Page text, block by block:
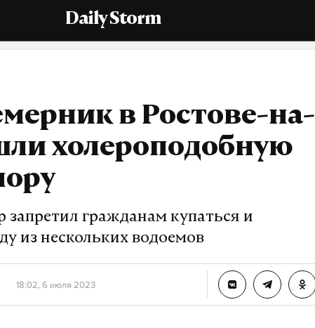
Daily Storm
в Ростове-на-
холероподобную
запретил гражданам купаться и
из нескольких водоемов
18:02, 6 июля 2023